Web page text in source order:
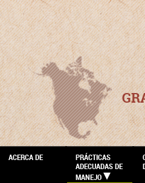
ACERCA DE
PRÁCTICAS
ADECUADAS DE
MANEJO